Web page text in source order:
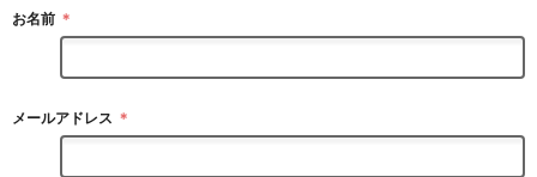
お名前 ＊
メールアドレス ＊